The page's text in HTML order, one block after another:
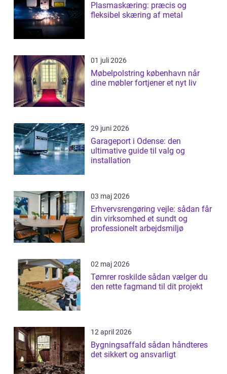
Plasmaskæring: præcis og
fleksibel skæring af metal
01 juli 2026
Møbelpolstring københavn når
dine møbler fortjener et nyt liv
29 juni 2026
Garageport i Odense: den
ultimative guide til valg og
installation
03 maj 2026
Erhvervsrengøring vejle: sådan får
din virksomhed et sundt og
professionelt arbejdsmiljø
02 maj 2026
Tømrer roskilde sådan vælger du
den rette fagmand til dit projekt
12 april 2026
Bygningsaffald sådan håndteres
det sikkert og ansvarligt